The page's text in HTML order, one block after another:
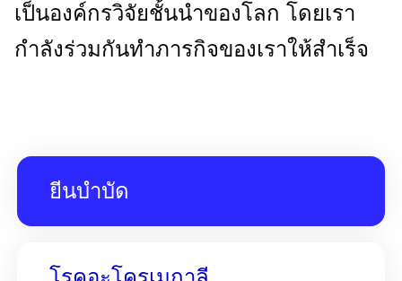
เป็นองค์กรวิจัยชั้นนําของโลก โดยเรา
กำลังร่วมกันทำภารกิจของเราให้สำเร็จ